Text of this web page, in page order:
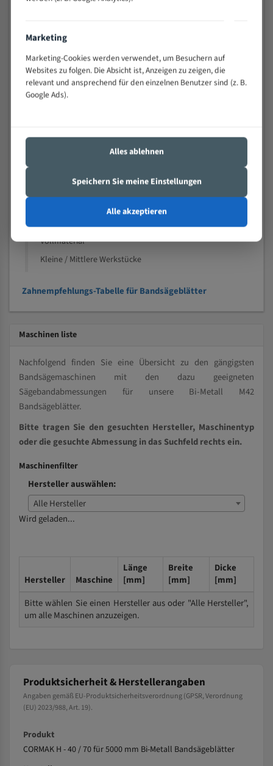
Technische Beschreibung:
Positiver Spanwinkel
Bandkörper aus hochlegiertem Federstahl
Speziell entwickelt für Profile / Rohre
Kleine und mittlere Profile / Kleine Durchmesser
Vollmaterial
Kleine / Mittlere Werkstücke
Zahnempfehlungs-Tabelle für Bandsägeblätter
Maschinen liste
Nachfolgend finden Sie eine Übersicht zu den gängigsten
Bandsägemaschinen mit den dazu geeigneten
Sägebandabmessungen für unsere Bi-Metall M42
Bandsägeblätter.
Bitte tragen Sie den gesuchten Hersteller, Maschinentyp
oder die gesuchte Abmessung in das Suchfeld rechts ein.
Maschinenfilter
Hersteller auswählen:
Alle Hersteller
Wird geladen...
Hersteller Maschine
Länge
[mm]
Breite
[mm]
Dicke
[mm]
Bitte wählen Sie einen Hersteller aus oder "Alle Hersteller",
um alle Maschinen anzuzeigen.
Produktsicherheit & Herstellerangaben
Angaben gemäß EU-Produktsicherheitsverordnung (GPSR, Verordnung
(EU) 2023/988, Art. 19).
Produkt
CORMAK H - 40 / 70 für 5000 mm Bi-Metall Bandsägeblätter
Marketing
Marketing-Cookies werden verwendet, um Besuchern auf
Websites zu folgen. Die Absicht ist, Anzeigen zu zeigen, die
relevant und ansprechend für den einzelnen Benutzer sind (z. B.
Google Ads).
Alles ablehnen
Speichern Sie meine Einstellungen
Alle akzeptieren